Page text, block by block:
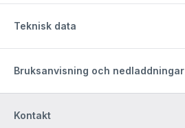
Teknisk data
Bruksanvisning och nedladdningar
Kontakt